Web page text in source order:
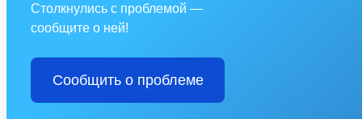
Столкнулись с проблемой —
сообщите о ней!
Сообщить о проблеме